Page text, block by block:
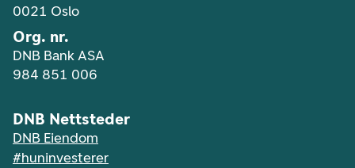
0021 Oslo
Org. nr.
DNB Bank ASA
984 851 006
DNB Nettsteder
DNB Eiendom
#huninvesterer